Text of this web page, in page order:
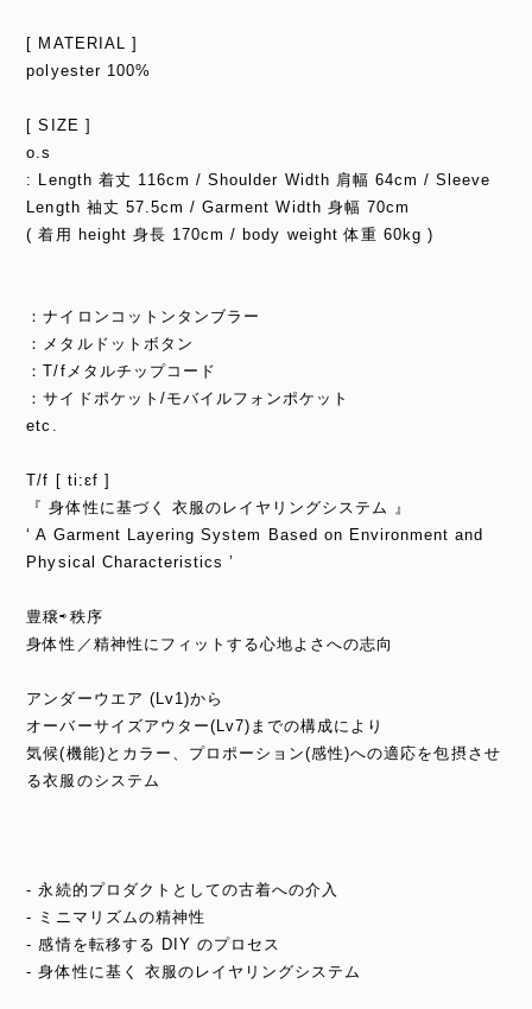
[ MATERIAL ]
polyester 100%
[ SIZE ]
o.s
: Length 着丈 116cm / Shoulder Width 肩幅 64cm / Sleeve
Length 袖丈 57.5cm / Garment Width 身幅 70cm
( 着用 height 身長 170cm / body weight 体重 60kg )
：ナイロンコットンタンブラー
：メタルドットボタン
：T/fメタルチップコード
：サイドポケット/モバイルフォンポケット
etc.
T/f [ ti:ɛf ]
『 身体性に基づく 衣服のレイヤリングシステム 』
‘ A Garment Layering System Based on Environment and
Physical Characteristics ’
豊穣⇨秩序
身体性／精神性にフィットする心地よさへの志向
アンダーウエア (Lv1)から
オーバーサイズアウター(Lv7)までの構成により
気候(機能)とカラー、プロポーション(感性)への適応を包摂させ
る衣服のシステム
- 永続的プロダクトとしての古着への介入
- ミニマリズムの精神性
- 感情を転移する DIY のプロセス
- 身体性に基く 衣服のレイヤリングシステム